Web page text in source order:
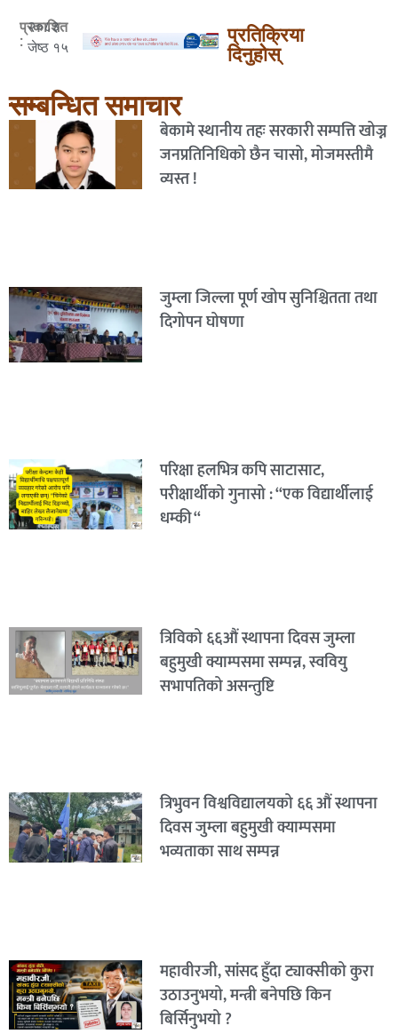
प्रकाशित
:
२०८३
जेष्ठ १५
प्रतिक्रिया
दिनुहोस्
सम्बन्धित समाचार
बेकामे स्थानीय तहः सरकारी सम्पत्ति खोज्न
जनप्रतिनिधिको छैन चासो, मोजमस्तीमै
व्यस्त !
जुम्ला जिल्ला पूर्ण खोप सुनिश्चितता तथा
दिगोपन घोषणा
परिक्षा हलभित्र कपि साटासाट,
परीक्षार्थीको गुनासो : “एक विद्यार्थीलाई
धम्की “
त्रिविको ६६औं स्थापना दिवस जुम्ला
बहुमुखी क्याम्पसमा सम्पन्न, स्ववियु
सभापतिको असन्तुष्टि
त्रिभुवन विश्वविद्यालयको ६६ औं स्थापना
दिवस जुम्ला बहुमुखी क्याम्पसमा
भव्यताका साथ सम्पन्न
महावीरजी, सांसद हुँदा ट्याक्सीको कुरा
उठाउनुभयो, मन्त्री बनेपछि किन
बिर्सिनुभयो ?